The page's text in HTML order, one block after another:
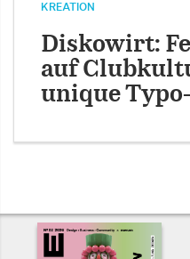
KREATION
Diskowirt:
auf
unique